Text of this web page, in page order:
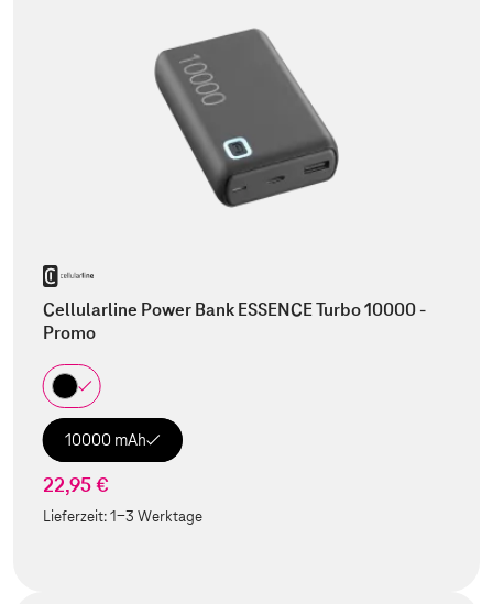
Cellularline Power Bank ESSENCE Turbo 10000 -
Promo
10000 mAh
22,95 €
Lieferzeit:1-3 Werktage